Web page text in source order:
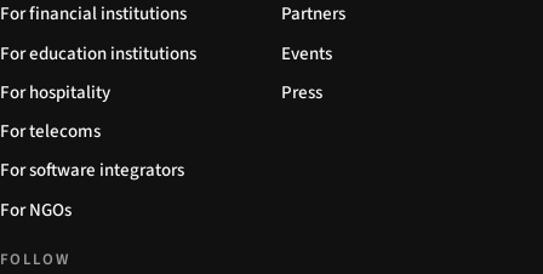
For financial institutions
For education institutions
For hospitality
For telecoms
For software integrators
For NGOs
Partners
Events
Press
FOLLOW